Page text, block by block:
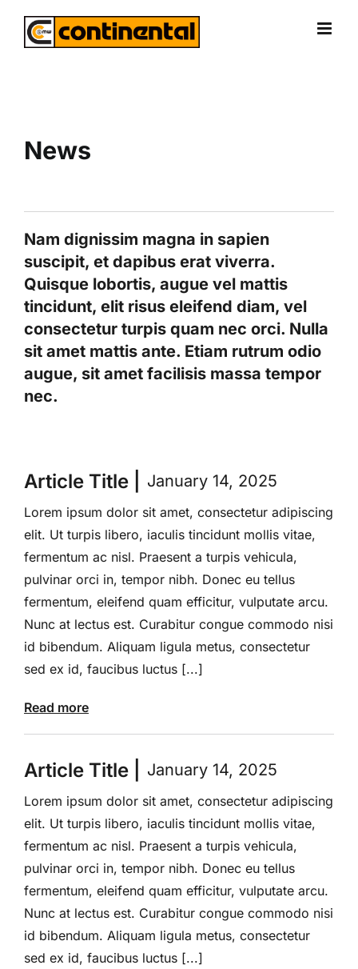
News
Nam dignissim magna in sapien
suscipit, et dapibus erat viverra.
Quisque lobortis, augue vel mattis
tincidunt, elit risus eleifend diam, vel
consectetur turpis quam nec orci. Nulla
sit amet mattis ante. Etiam rutrum odio
augue, sit amet facilisis massa tempor
nec.
Article Title | January 14, 2025
Lorem ipsum dolor sit amet, consectetur adipiscing
elit. Ut turpis libero, iaculis tincidunt mollis vitae,
fermentum ac nisl. Praesent a turpis vehicula,
pulvinar orci in, tempor nibh. Donec eu tellus
fermentum, eleifend quam efficitur, vulputate arcu.
Nunc at lectus est. Curabitur congue commodo nisi
id bibendum. Aliquam ligula metus, consectetur
sed ex id, faucibus luctus [...]
Read more
Article Title | January 14, 2025
Lorem ipsum dolor sit amet, consectetur adipiscing
elit. Ut turpis libero, iaculis tincidunt mollis vitae,
fermentum ac nisl. Praesent a turpis vehicula,
pulvinar orci in, tempor nibh. Donec eu tellus
fermentum, eleifend quam efficitur, vulputate arcu.
Nunc at lectus est. Curabitur congue commodo nisi
id bibendum. Aliquam ligula metus, consectetur
sed ex id, faucibus luctus [...]